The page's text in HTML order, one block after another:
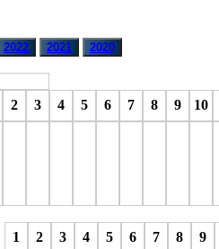
2022 2021
2020
2 3 4 5 6 7 8 9 10
1 2 3 4 5 6 7 8
9